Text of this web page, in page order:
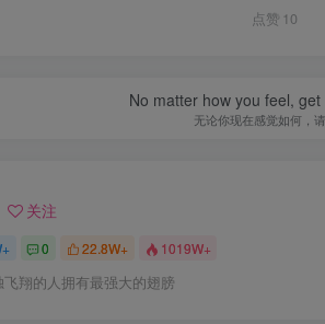
点赞 10
No matter how you feel,
无论你现在感觉如何，
关注
0 22.8W+ 1019W+
飞翔的人拥有最强大的翅膀